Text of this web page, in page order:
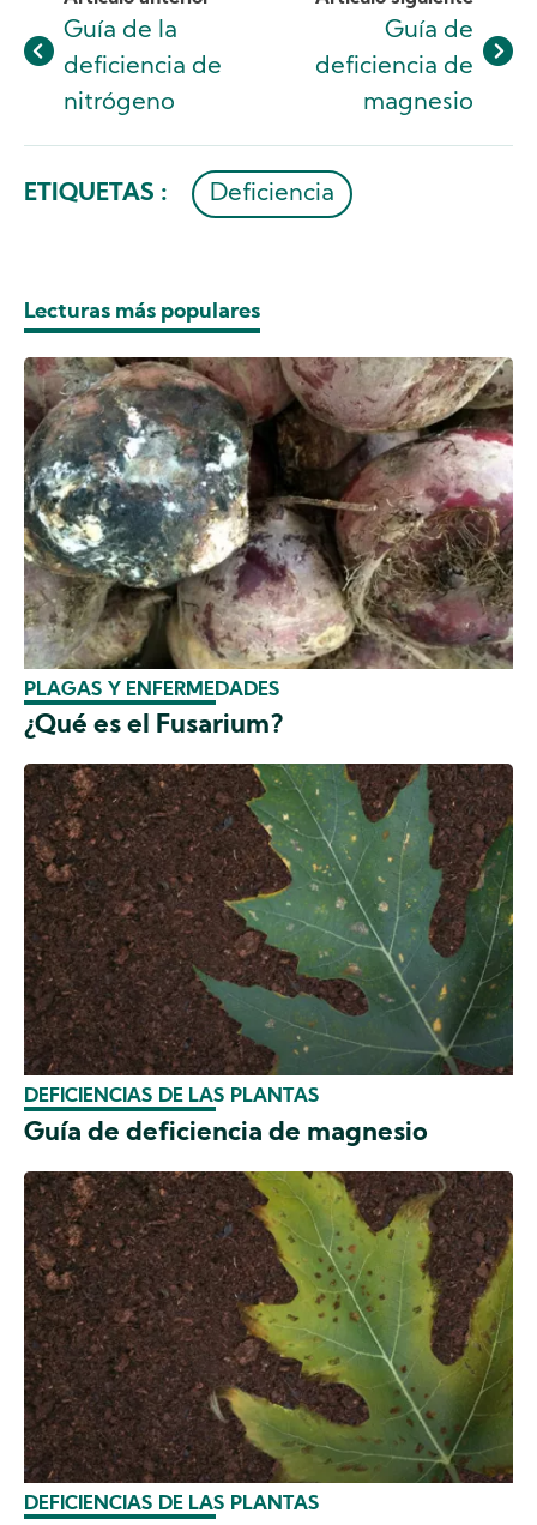
Guía de la
deficiencia de
nitrógeno
Guía de
deficiencia de
magnesio
ETIQUETAS : Deficiencia
Lecturas más populares
PLAGAS Y ENFERMEDADES
¿Qué es el Fusarium?
DEFICIENCIAS DE LAS PLANTAS
Guía de deficiencia de magnesio
DEFICIENCIAS DE LAS PLANTAS